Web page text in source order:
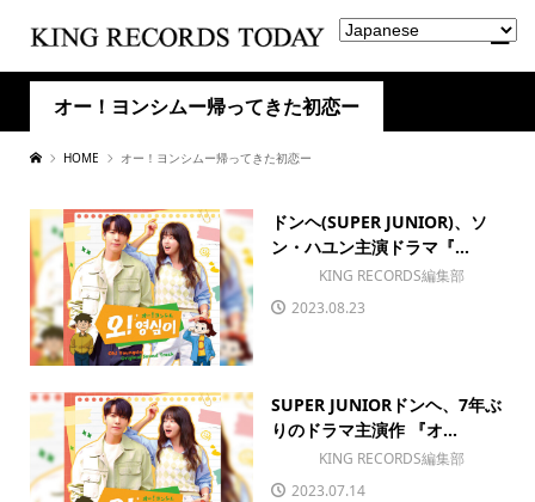
オー！ヨンシムー帰ってきた初恋ー
HOME オー！ヨンシムー帰ってきた初恋ー
ドンヘ(SUPER JUNIOR)、ソ
ン・ハユン主演ドラマ『...
KING RECORDS編集部
2023.08.23
SUPER JUNIORドンヘ、7年ぶ
りのドラマ主演作 『オ...
KING RECORDS編集部
2023.07.14